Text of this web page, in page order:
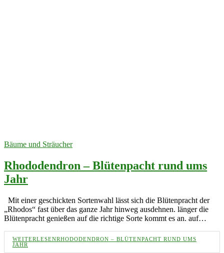
Bäume und Sträucher
Rhododendron – Blütenpacht rund ums
Jahr
Mit einer geschickten Sortenwahl lässt sich die Blütenpracht der
„Rhodos“ fast über das ganze Jahr hinweg ausdehnen. länger die
Blütenpracht genießen auf die richtige Sorte kommt es an. auf…
WEITERLESENRHODODENDRON – BLÜTENPACHT RUND UMS
JAHR